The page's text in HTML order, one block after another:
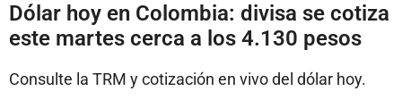
Dólar hoy en Colombia: divisa se cotiza
este martes cerca a los 4.130 pesos
Consulte la TRM y cotización en vivo del dólar hoy.